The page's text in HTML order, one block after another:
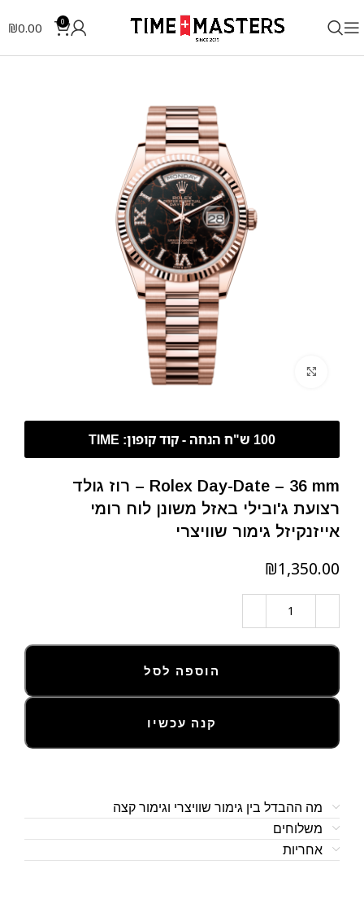
0
₪0.00
Rolex Day-Date – 36 mm – רוז גולד
רצועת ג'ובילי באזל משונן לוח רומי
אייזנקיזל גימור שוויצרי
₪
הוספה לסל
קנה עכשיו
מה ההבדל בין גימור שוויצרי וגימור קצה
משלוחים
אחריות